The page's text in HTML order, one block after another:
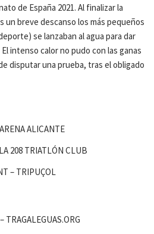
de España 2021. Al finalizar la
breve descanso los más pequeños
se lanzaban al agua para dar
intenso calor no pudo con las ganas
disputar una prueba, tras el obligado
ALICANTE
208 TRIATLÓN CLUB
– TRIPUÇOL
TRAGALEGUAS.ORG